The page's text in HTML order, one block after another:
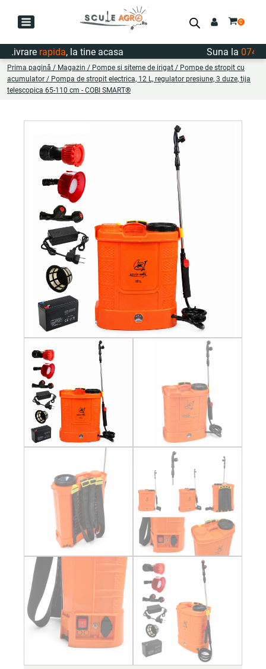
rapida, la tine acasa Suna la
Prima pagină / Magazin / Pompe si siteme de irigat / Pompe de stropit cu
acumulator / Pompa de stropit electrica, 12 L, regulator presiune, 3 duze, tija
telescopica 65-110 cm - COBI SMART®